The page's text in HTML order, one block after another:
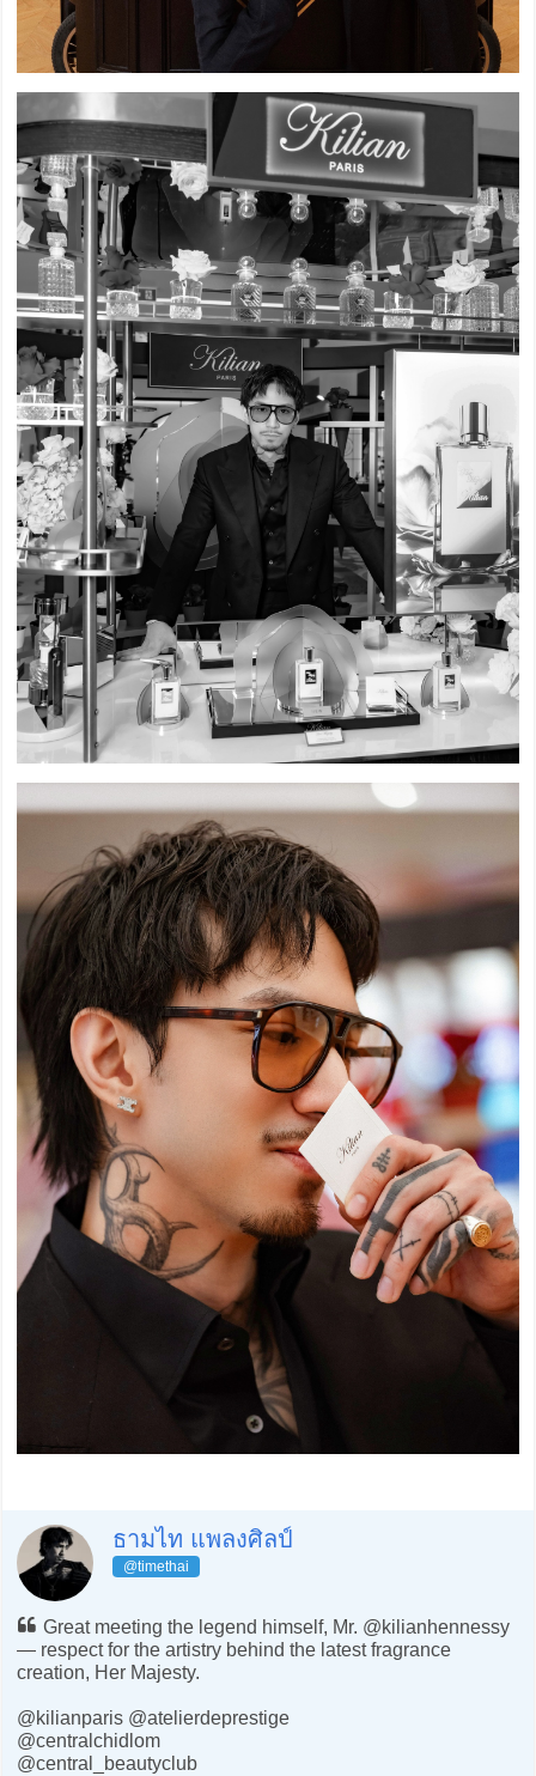
ธามไท แพลงศิลป์
@timethai
Great meeting the legend himself, Mr. @kilianhennessy
— respect for the artistry behind the latest fragrance
creation, Her Majesty.
@kilianparis @atelierdeprestige
@centralchidlom
@central_beautyclub